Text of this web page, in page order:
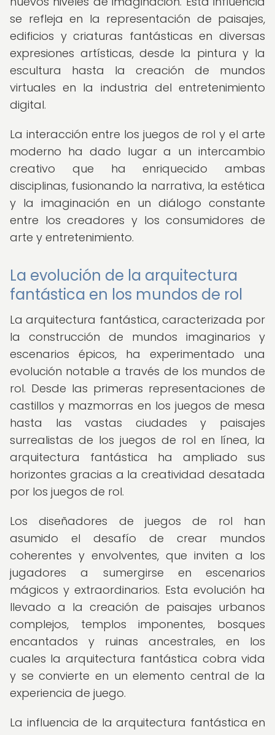
se refleja en la representación de paisajes,
edificios y criaturas fantásticas en diversas
expresiones artísticas, desde la pintura y la
escultura hasta la creación de mundos
virtuales en la industria del entretenimiento
digital.
La interacción entre los juegos de rol y el arte
moderno ha dado lugar a un intercambio
creativo que ha enriquecido ambas
disciplinas, fusionando la narrativa, la estética
y la imaginación en un diálogo constante
entre los creadores y los consumidores de
arte y entretenimiento.
La evolución de la arquitectura
fantástica en los mundos de rol
La arquitectura fantástica, caracterizada por
la construcción de mundos imaginarios y
escenarios épicos, ha experimentado una
evolución notable a través de los mundos de
rol. Desde las primeras representaciones de
castillos y mazmorras en los juegos de mesa
hasta las vastas ciudades y paisajes
surrealistas de los juegos de rol en línea, la
arquitectura fantástica ha ampliado sus
horizontes gracias a la creatividad desatada
por los juegos de rol.
Los diseñadores de juegos de rol han
asumido el desafío de crear mundos
coherentes y envolventes, que inviten a los
jugadores a sumergirse en escenarios
mágicos y extraordinarios. Esta evolución ha
llevado a la creación de paisajes urbanos
complejos, templos imponentes, bosques
encantados y ruinas ancestrales, en los
cuales la arquitectura fantástica cobra vida
y se convierte en un elemento central de la
experiencia de juego.
La influencia de la arquitectura fantástica en